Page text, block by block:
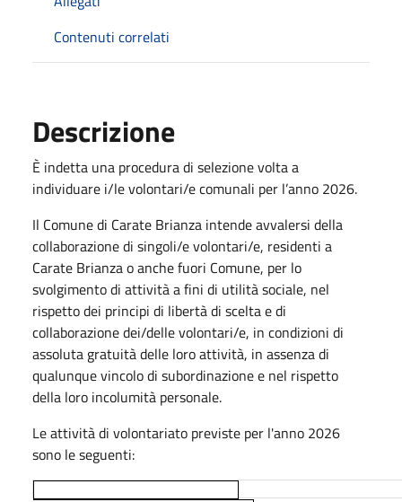
Contenuti correlati
Descrizione
È indetta una procedura di selezione volta a
individuare i/le volontari/e comunali per l’anno 2026.
Il Comune di Carate Brianza intende avvalersi della
collaborazione di singoli/e volontari/e, residenti a
Carate Brianza o anche fuori Comune, per lo
svolgimento di attività a fini di utilità sociale, nel
rispetto dei principi di libertà di scelta e di
collaborazione dei/delle volontari/e, in condizioni di
assoluta gratuità delle loro attività, in assenza di
qualunque vincolo di subordinazione e nel rispetto
della loro incolumità personale.
Le attività di volontariato previste per l'anno 2026
sono le seguenti: